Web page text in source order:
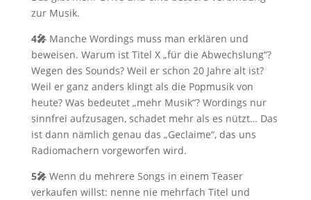
zur Musik.
4🎤Manche Wordings muss man erklären und
beweisen. Warum ist Titel X „für die Abwechslung“?
Wegen des Sounds? Weil er schon 20 Jahre alt ist?
Weil er ganz anders klingt als die Popmusik von
heute? Was bedeutet „mehr Musik“? Wordings nur
sinnfrei aufzusagen, schadet mehr als es nützt… Das
ist dann nämlich genau das „Geclaime“, das uns
Radiomachern vorgeworfen wird.
5🎤Wenn du mehrere Songs in einem Teaser
verkaufen willst: nenne nie mehrfach Titel und